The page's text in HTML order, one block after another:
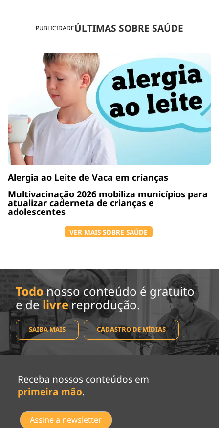
PUBLICIDADEÚLTIMAS SOBRE SAÚDE
Alergia ao Leite de Vaca em crianças
Multivacinação 2026 mobiliza municípios para
atualizar caderneta de crianças e
adolescentes
VER MAIS SOBRE SAÚDE
Todo nosso conteúdo é gratuito
e de livrereprodução.
SAIBA MAIS CADASTRO DE MÍDIAS
Receba nossos conteúdos em
primeira mão.
Assine a newsletter